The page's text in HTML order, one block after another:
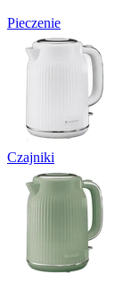
Pieczenie
Czajniki